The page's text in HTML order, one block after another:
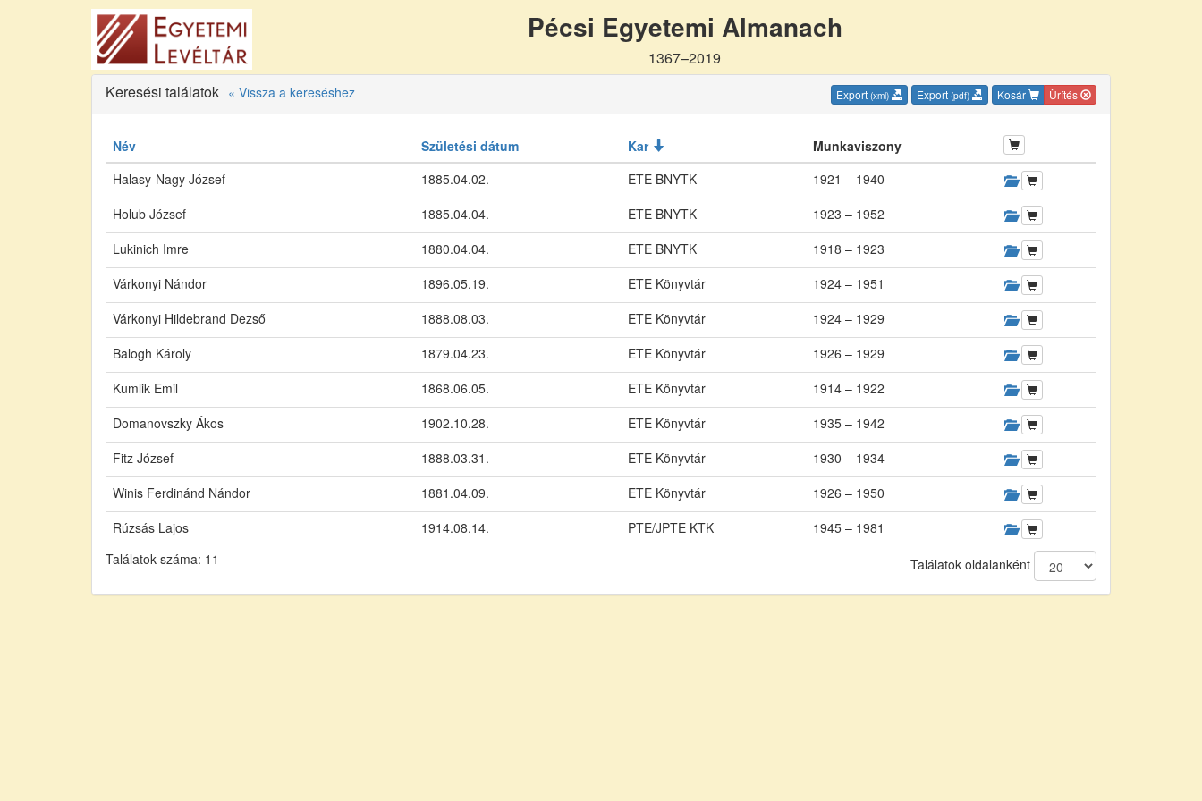
Pécsi Egyetemi Almanach
1367–2019
Keresési találatok « Vissza a kereséshez Export (xml) Export (pdf) Kosár Ürítés
Név Születési dátum Kar
Munkaviszony
Halasy-Nagy József
1885.04.02. ETE BNYTK
1921 – 1940
Holub József
1885.04.04. ETE BNYTK
1923 – 1952
Lukinich Imre
1880.04.04. ETE BNYTK
1918 – 1923
Várkonyi Nándor
1896.05.19. ETE Könyvtár
1924 – 1951
Várkonyi Hildebrand Dezső
1888.08.03. ETE Könyvtár
1924 – 1929
Balogh Károly
1879.04.23. ETE Könyvtár
1926 – 1929
Kumlik Emil
1868.06.05. ETE Könyvtár
1914 – 1922
Domanovszky Ákos
1902.10.28. ETE Könyvtár
1935 – 1942
Fitz József
1888.03.31. ETE Könyvtár
1930 – 1934
Winis Ferdinánd Nándor
1881.04.09. ETE Könyvtár
1926 – 1950
Rúzsás Lajos
1914.08.14. PTE/JPTE KTK
1945 – 1981
Találatok száma: 11
Találatok oldalanként